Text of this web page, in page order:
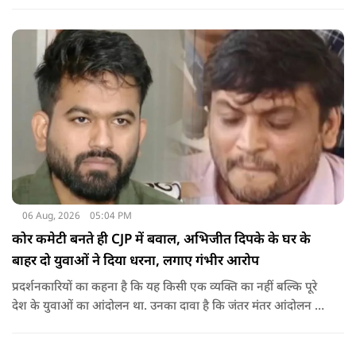
06 Aug, 2026 05:04 PM
कोर कमेटी बनते ही CJP में बवाल, अभिजीत दिपके के घर के
बाहर दो युवाओं ने दिया धरना, लगाए गंभीर आरोप
प्रदर्शनकारियों का कहना है कि यह किसी एक व्यक्ति का नहीं बल्कि पूरे
देश के युवाओं का आंदोलन था. उनका दावा है कि जंतर मंतर आंदोलन से